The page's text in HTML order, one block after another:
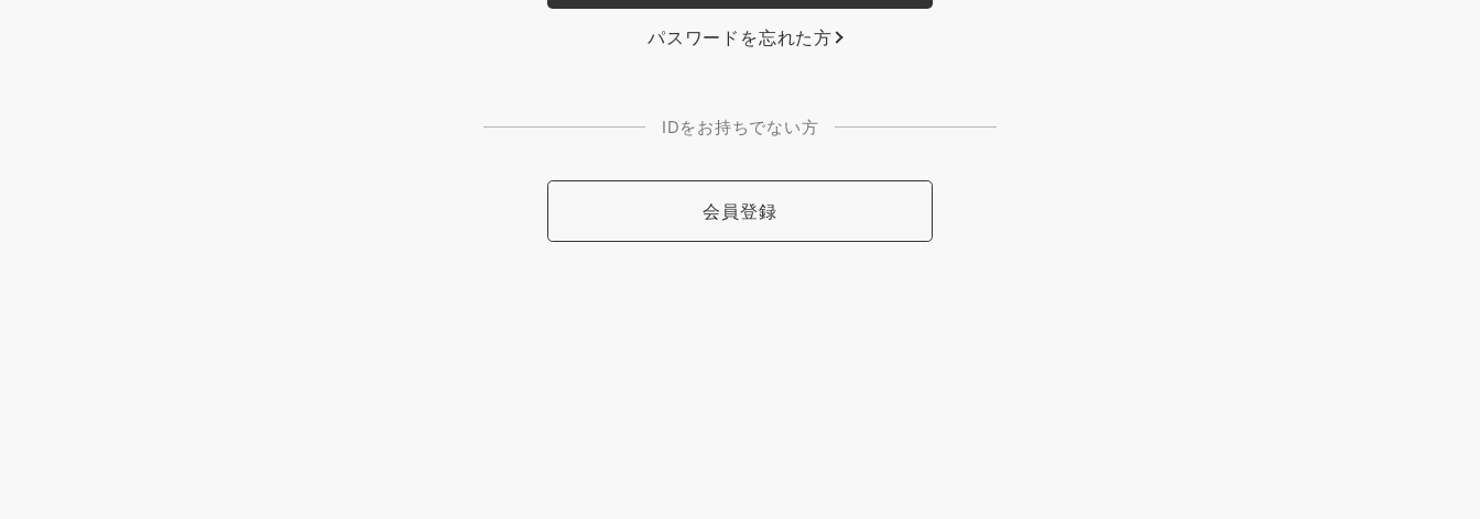
パスワードを忘れた方
IDをお持ちでない方
会員登録